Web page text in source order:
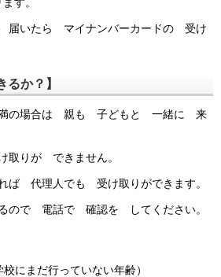
す。
届いたら マイナンバーカードの 受け
か？】
満の場合は 親も 子どもと 一緒に 来
りが できません。
代理人でも 受け取りができます。
ので 電話で 確認を してください。
にまだ行っていない年齢）